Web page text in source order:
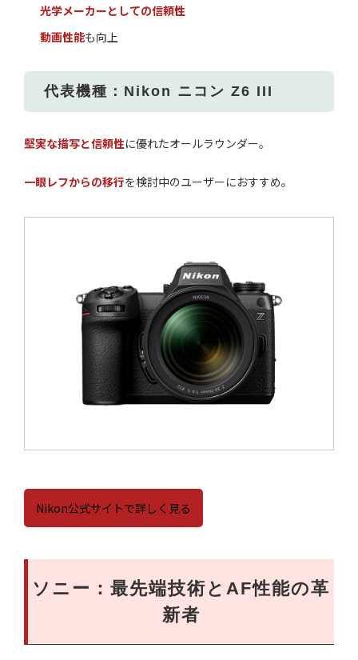
光学メーカーとしての信頼性
動画性能も向上
代表機種：Nikon ニコン Z6 III
堅実な描写と信頼性に優れたオールラウンダー。
一眼レフからの移行を検討中のユーザーにおすすめ。
Nikon公式サイトで詳しく見る
ソニー：最先端技術とAF性能の革
新者